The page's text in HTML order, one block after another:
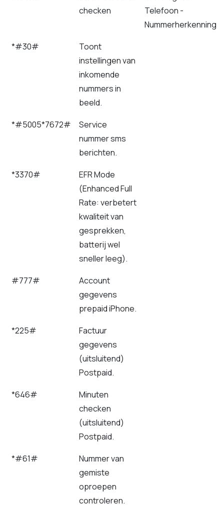
checken
Telefoon -
Nummerherkenning
*#30#
Toont
instellingen van
inkomende
nummers in
beeld.
*#5005*7672#
Service
nummer sms
berichten.
*3370#
EFR Mode
(Enhanced Full
Rate: verbetert
kwaliteit van
gesprekken,
batterij wel
sneller leeg).
#777#
Account
gegevens
prepaid iPhone.
*225#
Factuur
gegevens
(uitsluitend)
Postpaid.
*646#
Minuten
checken
(uitsluitend)
Postpaid.
*#61#
Nummer van
gemiste
oproepen
controleren.